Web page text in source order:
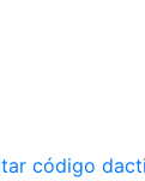
código